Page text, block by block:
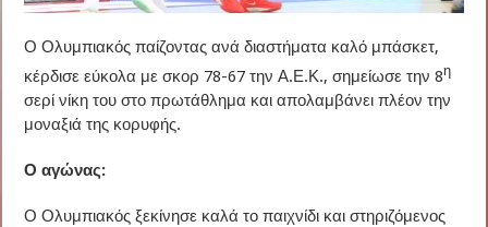
Ο Ολυμπιακός παίζοντας ανά διαστήματα καλό μπάσκετ,
κέρδισε εύκολα με σκορ 78-67 την Α.Ε.Κ., σημείωσε την 8η
σερί νίκη του στο πρωτάθλημα και απολαμβάνει πλέον την
μοναξιά της κορυφής.
Ο αγώνας:
Ο Ολυμπιακός ξεκίνησε καλά το παιχνίδι και στηριζόμενος